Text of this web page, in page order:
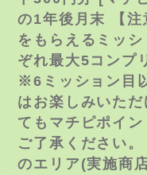
の1年後月末 【
をもらえるミッ
ぞれ最大5コンプ
※6ミッション目
はお楽しみいた
てもマチピポイ
ご了承ください
のエリア(実施商